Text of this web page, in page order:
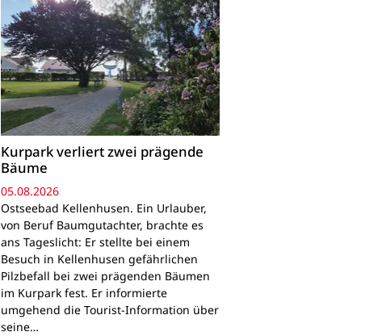
Kurpark verliert zwei prägende
Bäume
05.08.2026
Ostseebad Kellenhusen. Ein Urlauber,
von Beruf Baumgutachter, brachte es
ans Tageslicht: Er stellte bei einem
Besuch in Kellenhusen gefährlichen
Pilzbefall bei zwei prägenden Bäumen
im Kurpark fest. Er informierte
umgehend die Tourist-Information über
seine…